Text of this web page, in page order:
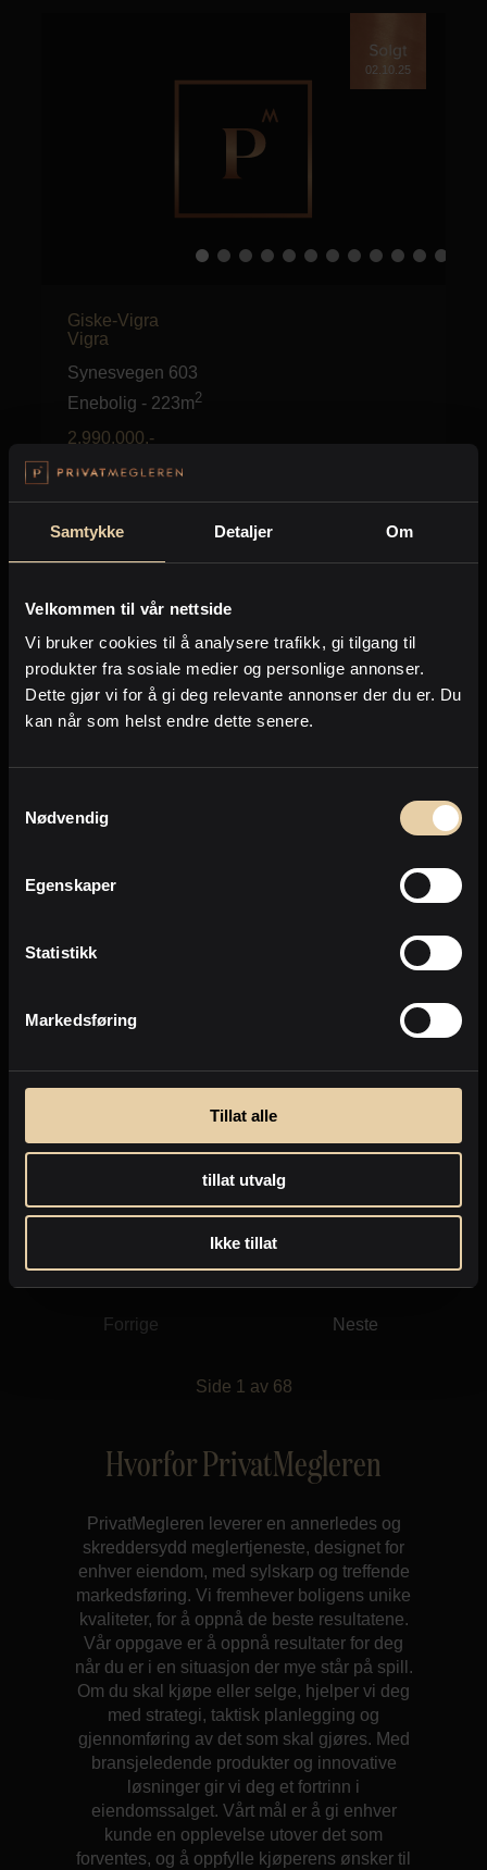
Samtykke Detaljer Om
Velkommen til vår nettside
Vi bruker cookies til å analysere trafikk, gi tilgang til
produkter fra sosiale medier og personlige annonser.
Dette gjør vi for å gi deg relevante annonser der du er. Du
kan når som helst endre dette senere.
Nødvendig
Egenskaper
Statistikk
Markedsføring
Tillat alle
tillat utvalg
Ikke tillat
02.10.25
Giske-Vigra
Vigra
Synesvegen 603
Enebolig - 223m2
2.990.000,-
Forrige
Eiendommer kontoret selger nå
Kveldssolvegen 59
Tomt -144960m
Forrige Neste
Side 1 av 68
Hvorfor PrivatMegleren
PrivatMegleren leverer en annerledes og
skreddersydd meglertjeneste, designet for
enhver eiendom, med sylskarp og treffende
markedsføring. Vi fremhever boligens unike
kvaliteter, for å oppnå de beste resultatene.
Vår oppgave er å oppnå resultater for deg
når du er i en situasjon der mye står på spill.
Om du skal kjøpe eller selge, hjelper vi deg
med strategi, taktisk planlegging og
gjennomføring av det som skal gjøres. Med
bransjeledende produkter og innovative
løsninger gir vi deg et fortrinn i
eiendomssalget. Vårt mål er å gi enhver
kunde en opplevelse utover det som
forventes, og å oppfylle kjøperens ønsker til